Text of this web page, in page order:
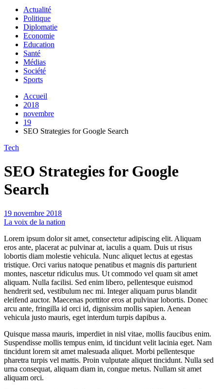
Actualité
Politique
Diplomatie
Economie
Education
Santé
Médias
Société
Sports
Accueil
2018
novembre
19
SEO Strategies for Google Search
Tech
SEO Strategies for Google
Search
19 novembre 2018
La voix de la nation
Lorem ipsum dolor sit amet, consectetur adipiscing elit. Aliquam
eros ante, placerat ac pulvinar at, iaculis a quam. Duis ut risus
lobortis diam molestie vehicula. Nunc aliquet lectus at egestas
tristique. Orci varius natoque penatibus et magnis dis parturient
montes, nascetur ridiculus mus. Ut commodo vel quam sit amet
aliquam. Nulla facilisi. Sed enim libero, pellentesque euismod
hendrerit sed, vestibulum nec mi. Integer aliquam purus blandit
eleifend auctor. Maecenas porttitor eros at pulvinar lobortis. Donec
arcu ante, fringilla id orci id, dignissim mollis sapien. Aenean
vehicula justo mauris, eget interdum turpis dapibus a.
Quisque massa mauris, imperdiet in nisl vitae, mollis faucibus enim.
Suspendisse mollis tempus enim, id tincidunt velit lacinia eget. Nam
tincidunt lorem sit amet malesuada aliquet. Morbi pellentesque
pharetra turpis vel mattis. Proin vulputate aliquet tincidunt. Nulla sed
urna consequat, aliquam diam in, congue metus. Nullam sit amet
aliquam orci.